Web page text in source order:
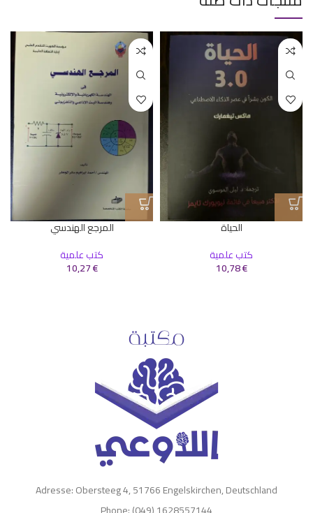
الحياة
كتب علمية
10,78€
المرجع الهندسي
كتب علمية
10,27€
Adresse: Obersteeg 4, 51766 Engelskirchen, Deutschland